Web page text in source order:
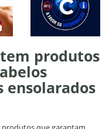
produtos
ensolarados